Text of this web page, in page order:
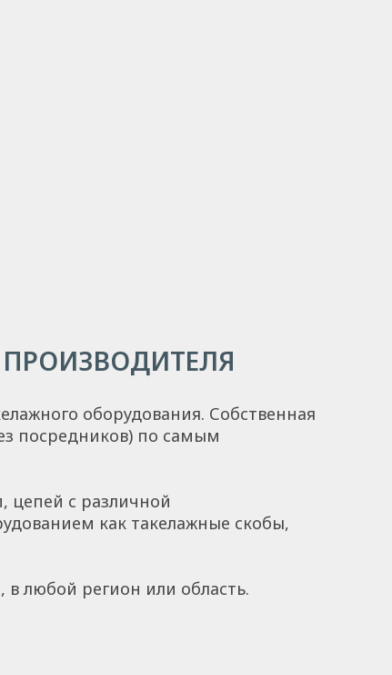
оборудования. Собственная
посредников) по самым
цепей с различной
как такелажные скобы,
в любой регион или область.